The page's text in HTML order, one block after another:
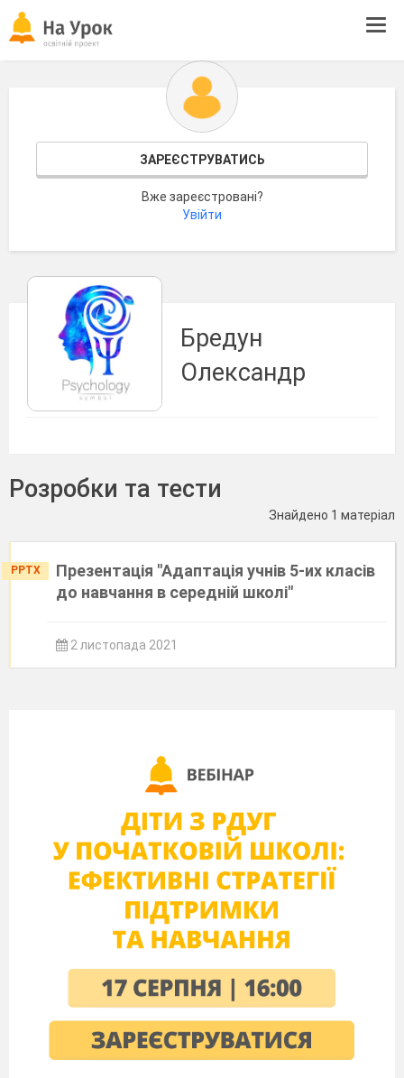
ЗАРЕЄСТРУВАТИСЬ
Вже зареєстровані?
Увійти
Бредун
Олександр
Розробки та тести
Знайдено 1 матеріал
PPTX
Презентація "Адаптація учнів 5-их класів
до навчання в середній школі"
2 листопада 2021